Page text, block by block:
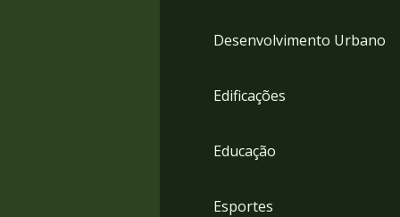
Desenvolvimento Urbano
Edificações
Educação
Esportes